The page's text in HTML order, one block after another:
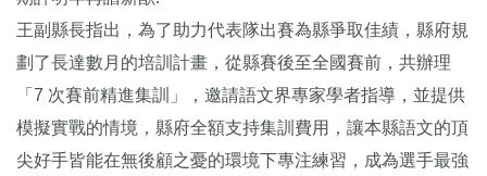
王副縣長指出，為了助力代表隊出賽為縣爭取佳績，縣府規
劃了長達數月的培訓計畫，從縣賽後至全國賽前，共辦理
「7 次賽前精進集訓」，邀請語文界專家學者指導，並提供
模擬實戰的情境，縣府全額支持集訓費用，讓本縣語文的頂
尖好手皆能在無後顧之憂的環境下專注練習，成為選手最強